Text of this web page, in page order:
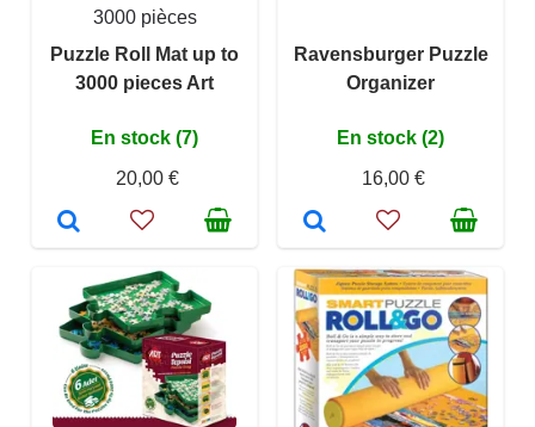
3000 pièces
Puzzle Roll Mat up to
3000 pieces Art
En stock (7)
20,00 €
Ravensburger Puzzle
Organizer
En stock (2)
16,00 €